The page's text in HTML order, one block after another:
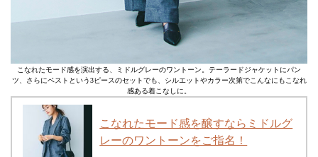
こなれたモード感を演出する、ミドルグレーのワントーン。テーラードジャケットにパン
ツ、さらにベストという3ピースのセットでも、シルエットやカラー次第でこんなにもこなれ
感ある着こなしに。
こなれたモード感を醸すならミドルグ
レーのワントーンをご指名！